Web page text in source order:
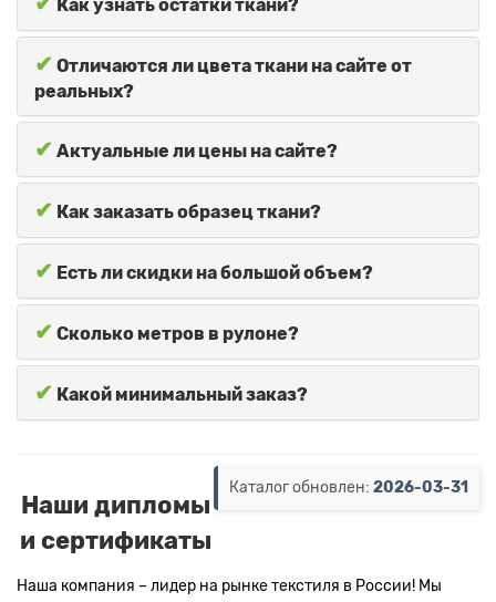
Как узнать остатки ткани?
✔ Отличаются ли цвета ткани на сайте от
реальных?
✔ Актуальные ли цены на сайте?
✔ Как заказать образец ткани?
✔ Есть ли скидки на большой объем?
✔ Сколько метров в рулоне?
✔ Какой минимальный заказ?
Каталог обновлен: 2026-03-31
Наши дипломы
и сертификаты
Наша компания – лидер на рынке текстиля в России! Мы